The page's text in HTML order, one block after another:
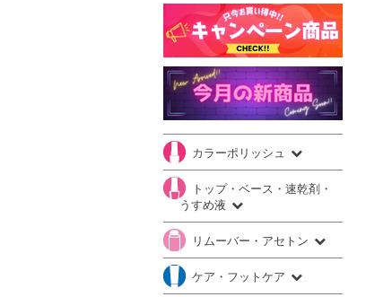
カラーポリッシュ
トップ・ベース・速乾剤・
うすめ液
リムーバー・アセトン
ケア・フットケア